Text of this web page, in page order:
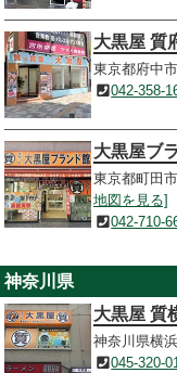
大黒屋 質
東京都府中
042-358-
大黒屋ブ
東京都町田
地図を見る]
042-710-
神奈川県
大黒屋 質
神奈川県横
045-320-